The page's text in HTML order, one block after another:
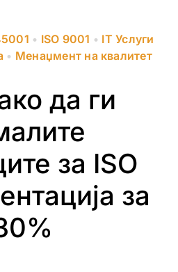
Новости
ЧППрашања
Соработка
• ISO 9001 • IT Услуги
• Менаџмент на квалитет
да ги
за ISO
за